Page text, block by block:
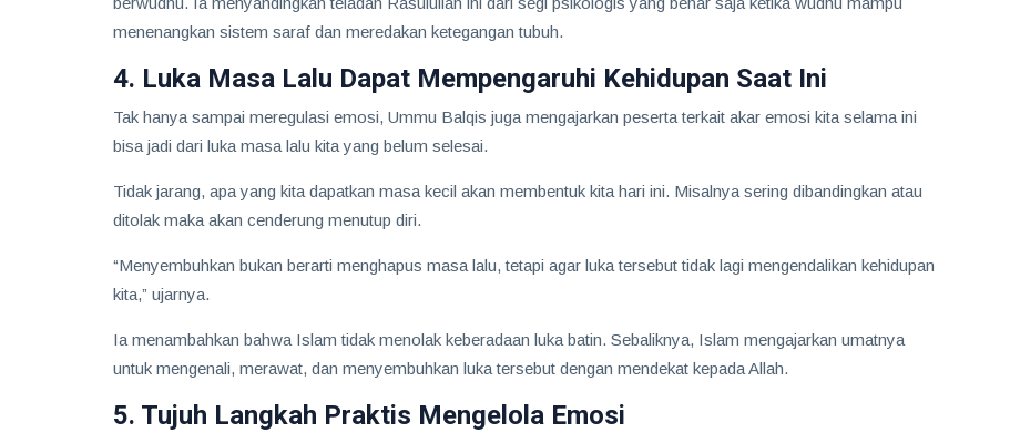
menenangkan sistem saraf dan meredakan ketegangan tubuh.
4. Luka Masa Lalu Dapat Mempengaruhi Kehidupan Saat Ini
Tak hanya sampai meregulasi emosi, Ummu Balqis juga mengajarkan peserta terkait akar emosi kita selama ini
bisa jadi dari luka masa lalu kita yang belum selesai.
Tidak jarang, apa yang kita dapatkan masa kecil akan membentuk kita hari ini. Misalnya sering dibandingkan atau
ditolak maka akan cenderung menutup diri.
“Menyembuhkan bukan berarti menghapus masa lalu, tetapi agar luka tersebut tidak lagi mengendalikan kehidupan
kita,” ujarnya.
Ia menambahkan bahwa Islam tidak menolak keberadaan luka batin. Sebaliknya, Islam mengajarkan umatnya
untuk mengenali, merawat, dan menyembuhkan luka tersebut dengan mendekat kepada Allah.
5. Tujuh Langkah Praktis Mengelola Emosi